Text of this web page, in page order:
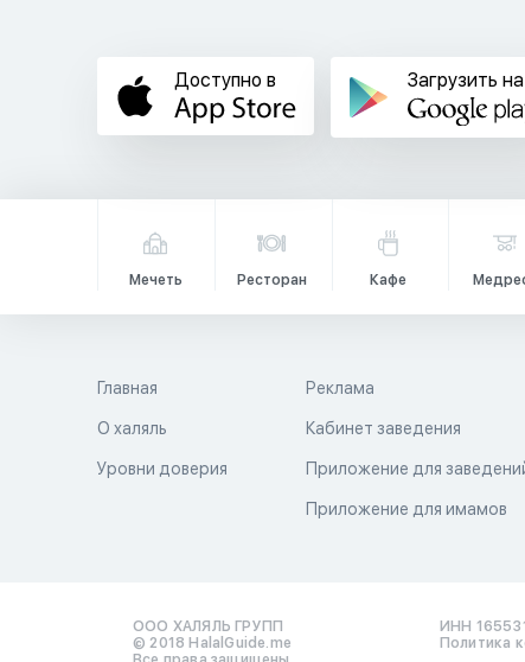
Доступно в Загрузить на
Мечеть Ресторан Кафе
Главная
О халяль
Уровни доверия
Реклама
Кабинет заведения
Приложение для
Приложение для имамов
ООО ХАЛЯЛЬ ГРУПП
© 2018 HalalGuide.me
ИНН
Политика